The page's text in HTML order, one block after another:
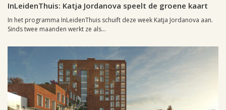
InLeidenThuis: Katja Jordanova speelt de groene kaart
In het programma InLeidenThuis schuift deze week Katja Jordanova aan.
Sinds twee maanden werkt ze als...